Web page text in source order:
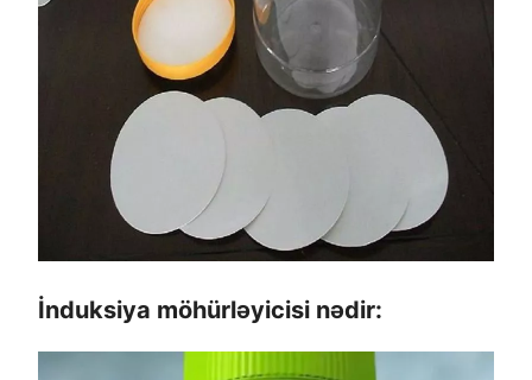
İnduksiya möhürləyicisi nədir: